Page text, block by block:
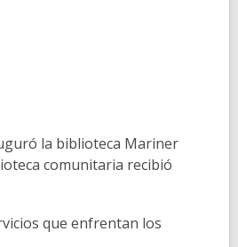
la biblioteca Mariner
comunitaria recibió
que enfrentan los